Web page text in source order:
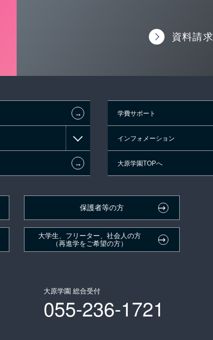
資料請求
← 学費サポート
インフォメーション
← 大原学園TOPへ
保護者等の方
大学生、フリーター、社会人の方
（再進学をご希望の方）
大原学園 総合受付
055-236-1721